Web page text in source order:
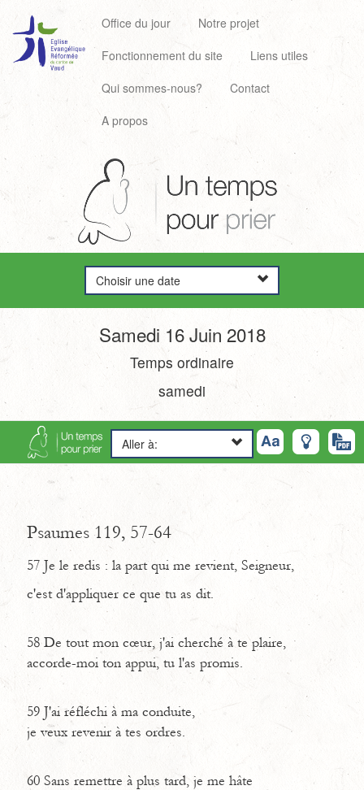
Office du jour
Notre projet
Fonctionnement du site
Liens utiles
Qui sommes-nous?
Contact
A propos
Choisir une date
Samedi 16 Juin 2018
Temps ordinaire
samedi
Aller à:
Psaumes 119, 57-64
57 Je le redis : la part qui me revient, Seigneur,
c'est d'appliquer ce que tu as dit.
58De tout mon cœur, j'ai cherché à te plaire,
accorde-moi ton appui, tu l'as promis.
59 J'ai réfléchi à ma conduite,
je veux revenir à tes ordres.
60 Sans remettre à plus tard, je me hâte